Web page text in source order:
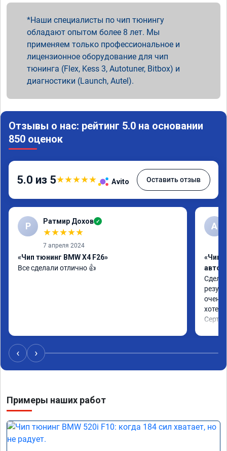
Наши специалисты по чип тюнингу
обладают опытом более 8 лет. Мы
применяем только профессиональное и
лицензионное оборудование для чип
тюнинга (Flex, Kess 3, Autotuner, Bitbox) и
диагностики (Launch, Autel).
Отзывы о нас: рейтинг 5.0 на основании
850 оценок
5.0 из 5★★★★★ Avito Оставить отзыв
Р Ратмир Дохов ✓
★★★★★
7 апреля 2024
«Чип тюнинг BMW X4 F26»
Все сделали отлично 👍
A
«Чип
очень
хотел.
‹ ›
Примеры наших работ